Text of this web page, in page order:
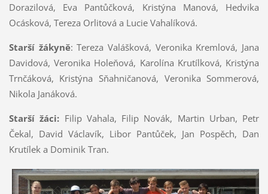
Dorazilová, Eva Pantůčková, Kristýna Manová, Hedvika
Ocásková, Tereza Orlitová a Lucie Vahalíková.
Starší žákyně: Tereza Valášková, Veronika Kremlová, Jana
Davidová, Veronika Holeňová, Karolína Krutílková, Kristýna
Trnčáková, Kristýna Sňahničanová, Veronika Sommerová,
Nikola Janáková.
Starší žáci: Filip Vahala, Filip Novák, Martin Urban, Petr
Čekal, David Václavík, Libor Pantůček, Jan Pospěch, Dan
Krutílek a Dominik Tran.